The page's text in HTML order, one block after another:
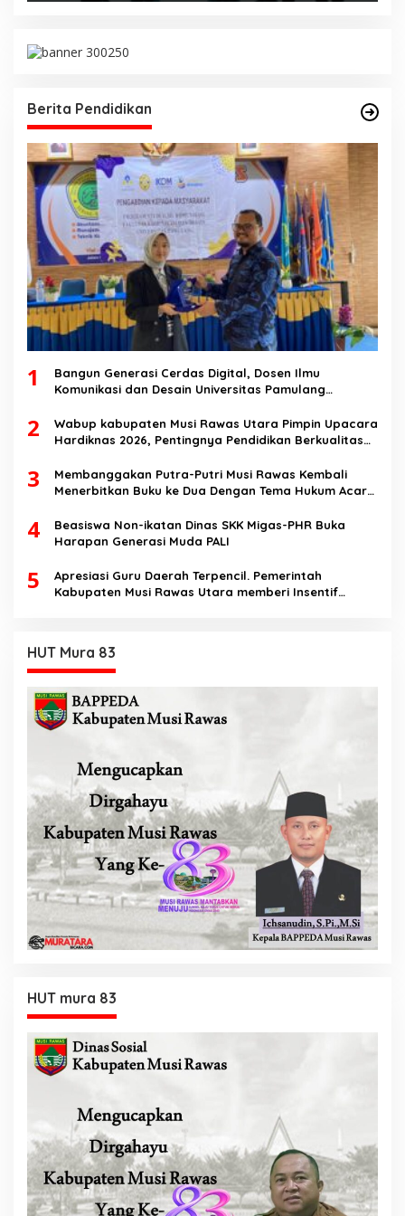
Berita Pendidikan
1
Bangun Generasi Cerdas Digital, Dosen Ilmu
Komunikasi dan Desain Universitas Pamulang
Speech di SMK Ikhlas Jawilan
2
Wabup kabupaten Musi Rawas Utara Pimpin Upacara
Hardiknas 2026, Pentingnya Pendidikan Berkualitas
3
Membanggakan Putra-Putri Musi Rawas Kembali
Menerbitkan Buku ke Dua Dengan Tema Hukum Acara
4
Beasiswa Non-ikatan Dinas SKK Migas-PHR Buka
Harapan Generasi Muda PALI
5
Apresiasi Guru Daerah Terpencil. Pemerintah
Kabupaten Musi Rawas Utara memberi Insentif
HUT Mura 83
HUT mura 83